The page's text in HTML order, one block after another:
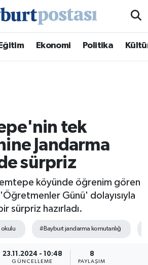
Eğitim Ekonomi Politika
tek
Jandarma
sürpriz
köyünde öğrenim gören
Günü' dolayısıyla
sürpriz hazırladı.
#Bayburt jandarma komutanlığ
23.11.2024 - 10:48
GÜNCELLEME
8
PAYLAŞIM
Durumu ve Fikstür